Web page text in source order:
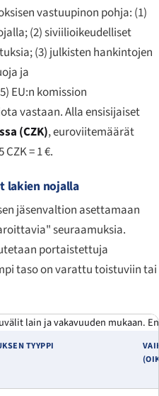
vastuupinon pohja: (1)
(2) siviilioikeudelliset
(3) julkisten hankintojen
ja
EU:n komission
vastaan. Alla ensisijaiset
(CZK), euroviitemäärät
= 1 €.
lakien nojalla
jäsenvaltion asettamaan
seuraamuksia.
portaistettuja
taso on varattu toistuviin tai
lain ja vakavuuden mukaan.
TYYPPI